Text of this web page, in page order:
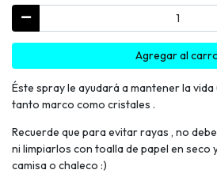
Agregar al
Éste spray le ayudará a mantener la
tanto marco como cristales .
Recuerde que para evitar rayas , no
ni limpiarlos con toalla de papel en seco
camisa o chaleco :)